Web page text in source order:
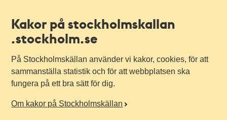
Kakor på stockholmskallan
.stockholm.se
På Stockholmskällan använder vi kakor, cookies, för att
sammanställa statistik och för att webbplatsen ska
fungera på ett bra sätt för dig.
Om kakor på Stockholmskällan